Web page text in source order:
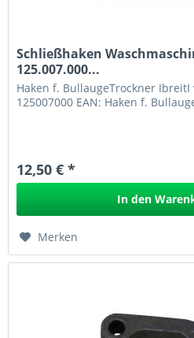
Schließhaken
125.007.000...
Haken f. BullaugeTrockner IbreitI
125007000 EAN: Haken f.
12,50 € *
In den
Merken